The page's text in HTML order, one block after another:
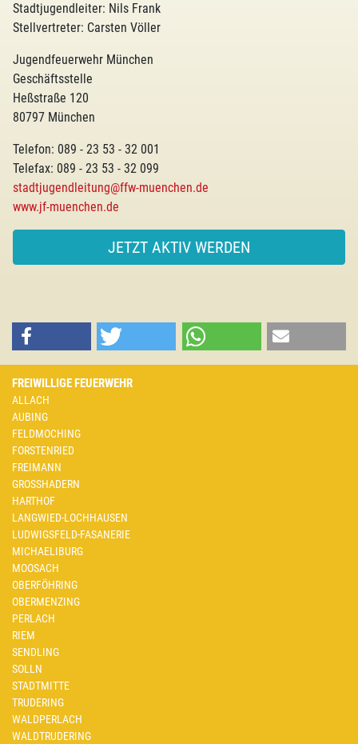
Stadtjugendleiter: Nils Frank
Stellvertreter: Carsten Völler
Jugendfeuerwehr München
Geschäftsstelle
Heßstraße 120
80797 München
Telefon: 089 - 23 53 - 32 001
Telefax: 089 - 23 53 - 32 099
stadtjugendleitung@ffw-muenchen.de
www.jf-muenchen.de
JETZT AKTIV WERDEN
FREIWILLIGE FEUERWEHR
ALLACH
AUBING
FELDMOCHING
FORSTENRIED
FREIMANN
GROSSHADERN
HARTHOF
LANGWIED-LOCHHAUSEN
LUDWIGSFELD-FASANERIE
MICHAELIBURG
MOOSACH
OBERFÖHRING
OBERMENZING
PERLACH
RIEM
SENDLING
SOLLN
STADTMITTE
TRUDERING
WALDPERLACH
WALDTRUDERING